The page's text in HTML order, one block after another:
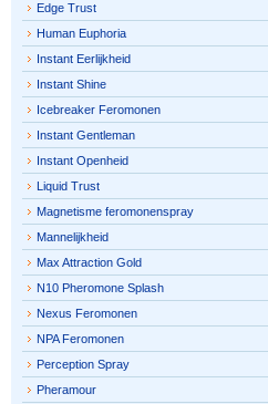
Edge Trust
Human Euphoria
Instant Eerlijkheid
Instant Shine
Icebreaker Feromonen
Instant Gentleman
Instant Openheid
Liquid Trust
Magnetisme feromonenspray
Mannelijkheid
Max Attraction Gold
N10 Pheromone Splash
Nexus Feromonen
NPA Feromonen
Perception Spray
Pheramour